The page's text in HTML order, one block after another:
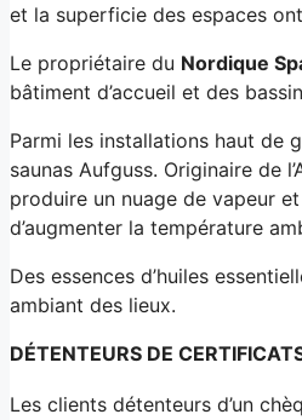
et la superficie des espaces
Le propriétaire du Nordique
bâtiment d’accueil et des
Parmi les installations haut de
saunas Aufguss. Originaire de
produire un nuage de vapeur
d’augmenter la température
Des essences d’huiles
ambiant des lieux.
DÉTENTEURS DE
Les clients détenteurs d’un